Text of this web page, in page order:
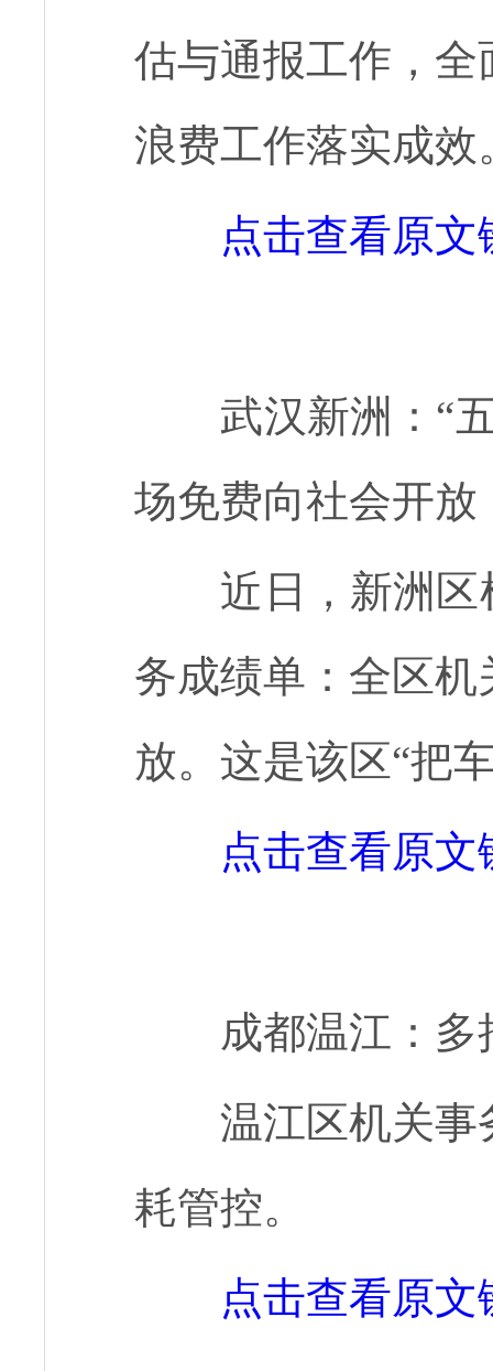
估与通报工作，
浪费工作落实成效
点击查看原文
武汉新洲：“
场免费向社会开放
近日，新洲区
务成绩单：全区
放。这是该区“把
点击查看原文
成都温江：
温江区机关事
耗管控。
点击查看原文